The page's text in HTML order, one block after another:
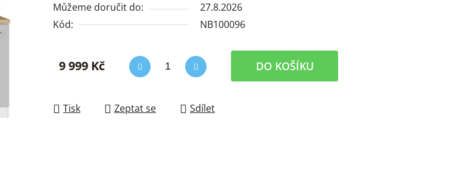
Můžeme doručit do:
27.8.2026
Kód:
NB100096
9 999 Kč DO KOŠÍKU
Tisk Zeptat se Sdílet